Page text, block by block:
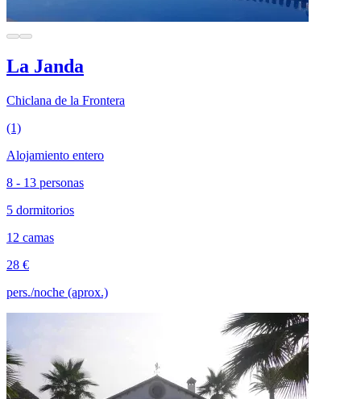
La Janda
Chiclana de la Frontera
(1)
Alojamiento entero
8 - 13 personas
5 dormitorios
12 camas
28 €
pers./noche (aprox.)